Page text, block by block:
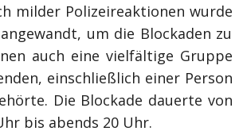
milder Polizeireaktionen wurde
um die Blockaden zu
auch eine vielfältige Gruppe
einschließlich einer Person
Die Blockade dauerte von
bis abends 20 Uhr.